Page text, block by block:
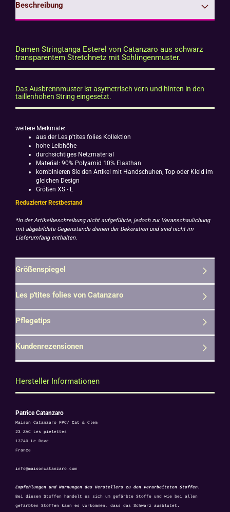
Beschreibung
Damen Stringtanga Esterel von Catanzaro aus schwarz
transparentem Stretchnetz mit Schlingenmuster.
Das Ausbrennmuster ist asymetrisch vorn und hinten in den
taillenhohen String eingesetzt.
weitere Merkmale:
aus der Les p'tites folies Kollektion
hohe Leibhöhe
durchsichtiges Netzmaterial
Material: 90% Polyamid 10% Elasthan
kombinieren Sie den Artikel mit Handschuhen, Top oder Kleid im
gleichen Design
Größen XS - L
Reduzierter Restbestand
*In der Artikelbeschreibung nicht aufgeführte, jedoch zur Veranschaulichung
mit abgebildete Gegenstände dienen der Dekoration und sind nicht im
Lieferumfang enthalten.
Größenspiegel
Les p'tites folies von Catanzaro
Pflegetips
Kundenrezensionen
Hersteller Informationen
Patrice Catanzaro
Maison Catanzaro FPC/ Cat & Clem
23 ZAC Les pielettes
13740 Le Rove
France
info@maisoncatanzaro.com
Empfehlungen und Warnungen des Herstellers zu den verarbeiteten Stoffen.
Bei diesen Stoffen handelt es sich um gefärbte Stoffe und wie bei allen
gefärbten Stoffen kann es vorkommen, dass das Schwarz ausblutet.